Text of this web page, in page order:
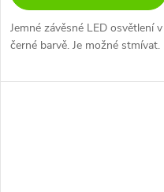
Jemné závěsné LED osvětlení v
černé barvě. Je možné stmívat.